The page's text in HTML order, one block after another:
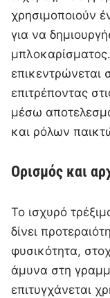
χρησιμοποιούν
για να
επικεντρώνεται
επιτρέποντας
μέσω
και ρόλων
Ορισμός και
Το ισχυρό
δίνει
φυσικότητα,
άμυνα στη
επιτυγχάνεται